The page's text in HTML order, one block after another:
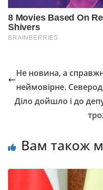
Не новина, а
неймовірне.
Діло дойшло і до
Вам також